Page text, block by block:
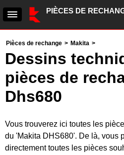
PIÈCES DE
Pièces de rechange > Makita >
Dessins
pièces de
Dhs680
Vous trouverez ici toutes les
du 'Makita DHS680'. De là, vous
directement toutes les pièces